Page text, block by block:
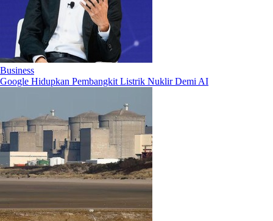
Business
Google Hidupkan Pembangkit Listrik Nuklir Demi AI